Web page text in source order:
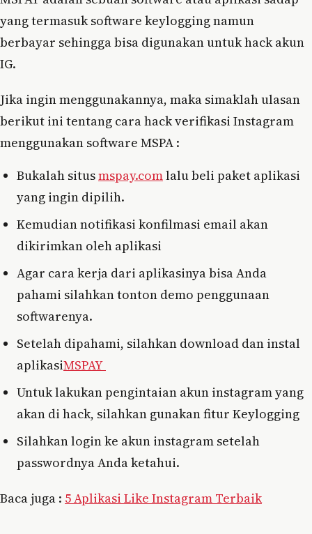
yang termasuk software keylogging namun
berbayar sehingga bisa digunakan untuk hack akun
IG.
Jika ingin menggunakannya, maka simaklah ulasan
berikut ini tentang cara hack verifikasi Instagram
menggunakan software MSPA :
Bukalah situsmspay.comlalu beli paket aplikasi
yang ingin dipilih.
Kemudian notifikasi konfilmasi email akan
dikirimkan oleh aplikasi
Agar cara kerja dari aplikasinya bisa Anda
pahami silahkan tonton demo penggunaan
softwarenya.
Setelah dipahami, silahkan download dan instal
aplikasiMSPAY
Untuk lakukan pengintaian akun instagram yang
akan di hack, silahkan gunakan fitur Keylogging
Silahkan login ke akun instagram setelah
passwordnya Anda ketahui.
Baca juga : 5 Aplikasi Like Instagram Terbaik